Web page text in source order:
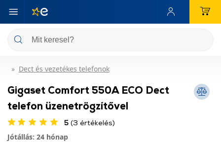
Dect és vezetékes telefonok
Gigaset Comfort 550A ECO Dect
telefon üzenetrögzítővel
5 (3 értékelés)
Jótállás: 24 hónap